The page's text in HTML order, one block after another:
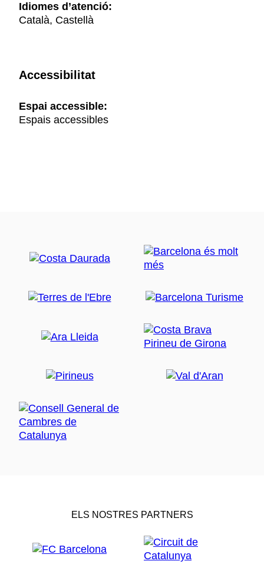
Idiomes d’atenció:
Català, Castellà
Accessibilitat
Espai accessible:
Espais accessibles
ELS NOSTRES PARTNERS